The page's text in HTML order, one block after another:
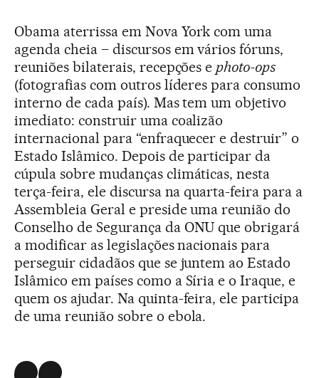
Obama aterrissa em Nova York com uma
agenda cheia – discursos em vários fóruns,
reuniões bilaterais, recepções e photo-ops
(fotografias com outros líderes para consumo
interno de cada país). Mas tem um objetivo
imediato: construir uma coalizão
internacional para “enfraquecer e destruir” o
Estado Islâmico. Depois de participar da
cúpula sobre mudanças climáticas, nesta
terça-feira, ele discursa na quarta-feira para a
Assembleia Geral e preside uma reunião do
Conselho de Segurança da ONU que obrigará
a modificar as legislações nacionais para
perseguir cidadãos que se juntem ao Estado
Islâmico em países como a Síria e o Iraque, e
quem os ajudar. Na quinta-feira, ele participa
de uma reunião sobre o ebola.